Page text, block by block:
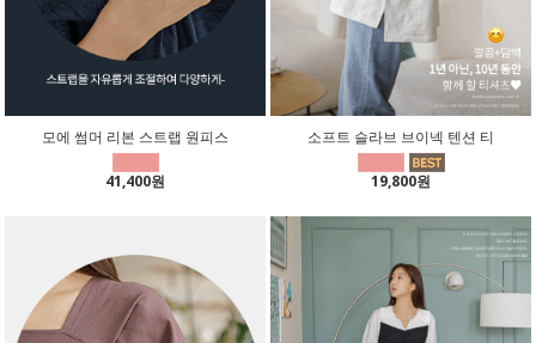
모에 썸머 리본 스트랩 원피스
41,400원
소프트 슬라브 브이넥 텐션 티
19,800원